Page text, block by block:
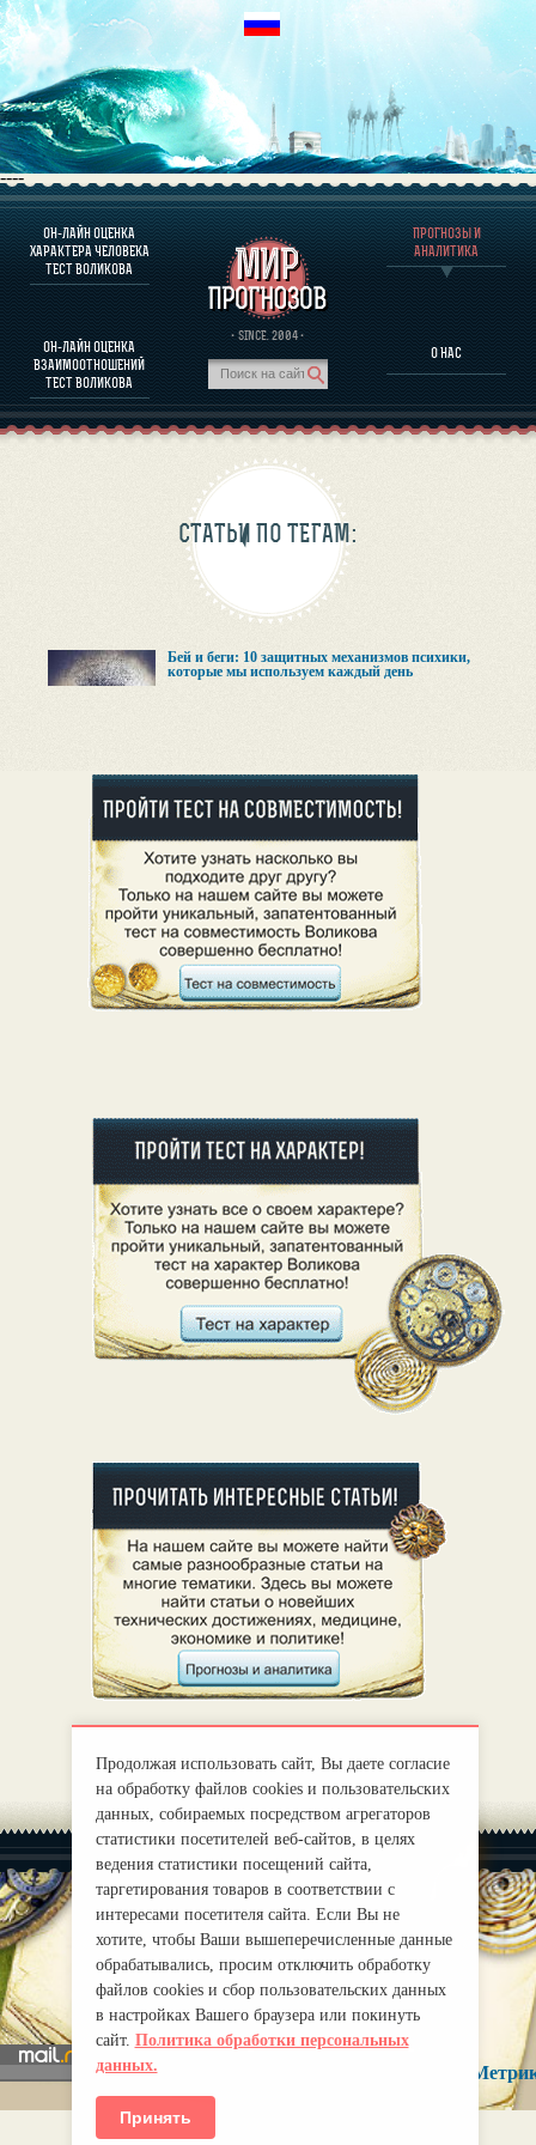
----
ОН-ЛАЙН ОЦЕНКА
ХАРАКТЕРА ЧЕЛОВЕКА
ТЕСТ ВОЛИКОВА
ОН-ЛАЙН ОЦЕНКА
ВЗАИМООТНОШЕНИЙ
ТЕСТ ВОЛИКОВА
· SINCE. 2004 ·
ПРОГНОЗЫ И
АНАЛИТИКА
О НАС
О ПРОГРАММЕ
ОЦЕНКА ХАРАКТЕРA ЧЕЛОВЕКА
ОЦЕНКА ХАРАКТЕРА ВЫДАЮЩИХСЯ ЛИЧНОСТЕЙ
О ПРОГРАММЕ
ПРОГНОЗЫ И АНАЛИТИКА
СТАТЬИ ПО ТЕГАМ:
Бей и беги: 10 защитных механизмов психики,
которые мы используем каждый день
О нас
Правила
mirprognoz@mail.ru
Продолжая использовать сайт, Вы даете согласие
на обработку файлов cookies и пользовательских
данных, собираемых посредством агрегаторов
статистики посетителей веб-сайтов, в целях
ведения статистики посещений сайта,
таргетирования товаров в соответствии с
интересами посетителя сайта. Если Вы не
хотите, чтобы Ваши вышеперечисленные данные
обрабатывались, просим отключить обработку
файлов cookies и сбор пользовательских данных
в настройках Вашего браузера или покинуть
сайт. Политика обработки персональных
данных.
Принять